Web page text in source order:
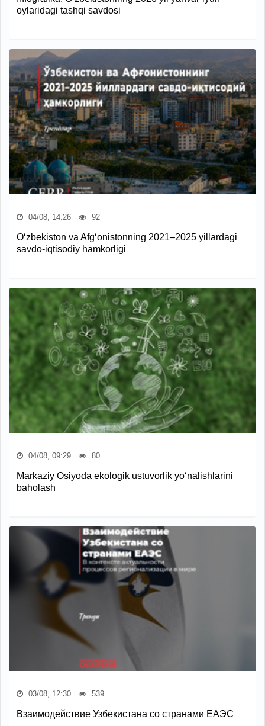
oylaridagi tashqi savdosi
04/08, 14:26 92
O‘zbekiston va Afg‘onistonning 2021–2025 yillardagi
savdo-iqtisodiy hamkorligi
04/08, 09:29 80
Markaziy Osiyoda ekologik ustuvorlik yo‘nalishlarini
baholash
03/08, 12:30 539
Взаимодействие Узбекистана со странами ЕАЭС